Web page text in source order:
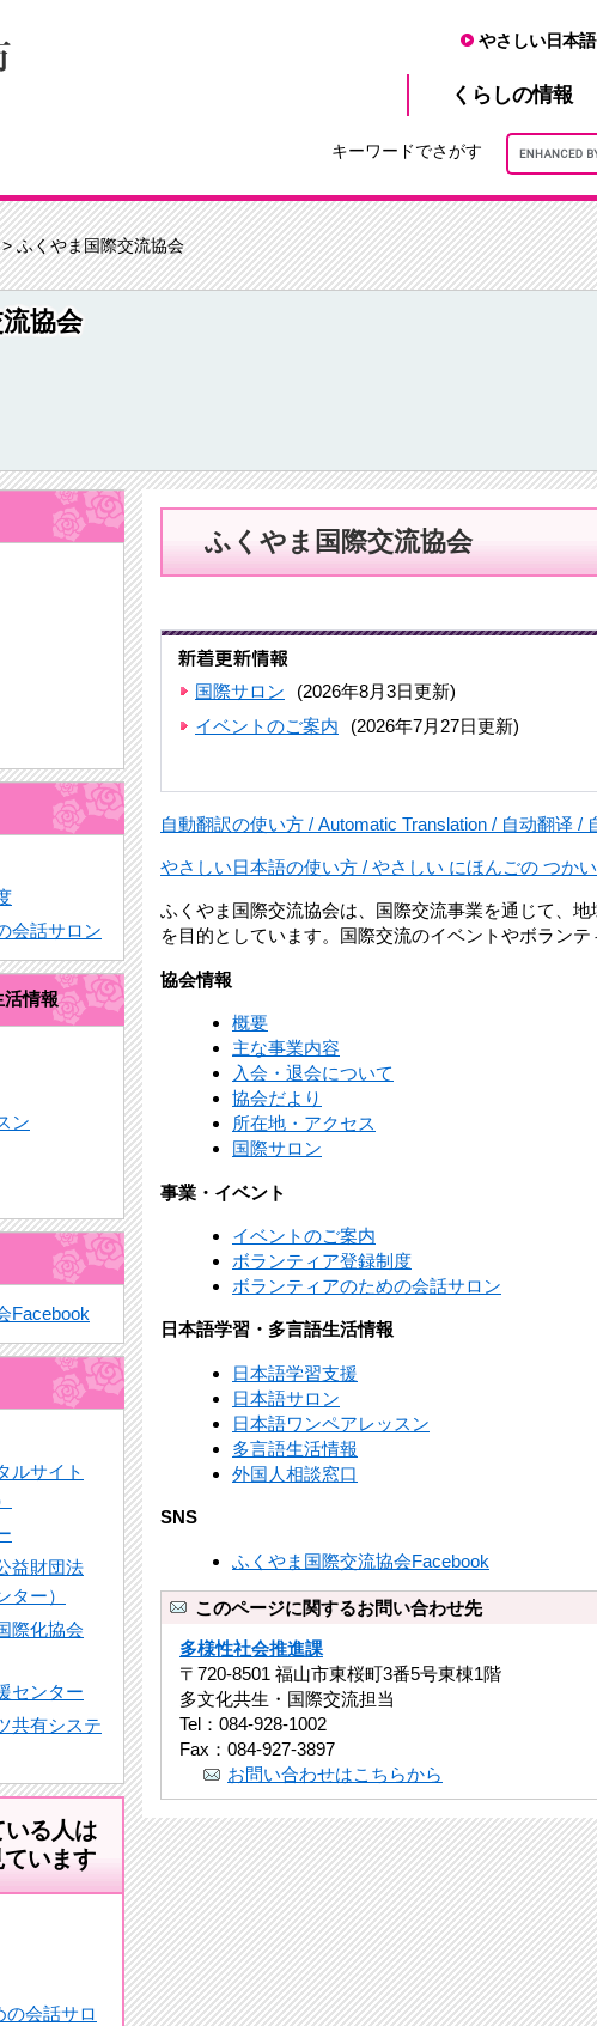
やさしい日本語
くらしの情報
キーワードでさがす
ふくやま国際交流協会
協会
会話サロン
活情報
ン
Facebook
ルサイト
益財団法
ー）
際化協会
センター
共有システ
いる人は
います
の会話サロ
ふくやま国際交流協会
国際サロン
(2026年8月3日更新)
イベントのご案内
(2026年7月27日更新)
自動翻訳の使い方 / Automatic Translation / 自动翻译
やさしい日本語の使い方 / やさしい にほんごの つか
ふくやま国際交流協会は、国際交流事業を通じて、
を目的としています。国際交流のイベントやボラン
協会情報
概要
主な事業内容
入会・退会について
協会だより
所在地・アクセス
国際サロン
事業・イベント
イベントのご案内
ボランティア登録制度
ボランティアのための会話サロン
日本語学習・多言語生活情報
日本語学習支援
日本語サロン
日本語ワンペアレッスン
多言語生活情報
外国人相談窓口
SNS
ふくやま国際交流協会Facebook
このページに関するお問い合わせ先
多様性社会推進課
〒720-8501 福山市東桜町3番5号東棟1階
多文化共生・国際交流担当
Tel：084-928-1002
Fax：084-927-3897
お問い合わせはこちらから